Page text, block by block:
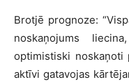
Brotjē prognoze:
noskaņojums
optimistiski
aktīvi gatavojas